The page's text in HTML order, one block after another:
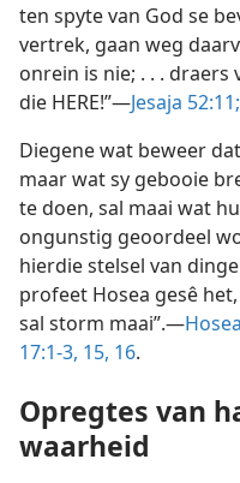
ten spyte van God se
vertrek, gaan weg
onrein is nie; . . .
die HERE!”—Jesaja 52:11;
Diegene wat beweer
maar wat sy gebooie
te doen, sal maai wat
ongunstig geoordeel
hierdie stelsel van
profeet Hosea gesê
sal storm maai”.—
17:1-3, 15, 16.
Opregtes van
waarheid